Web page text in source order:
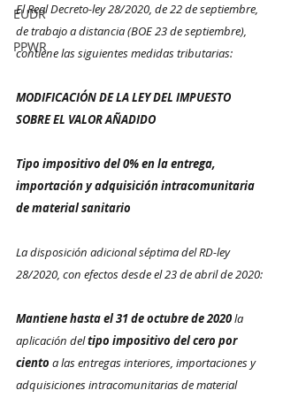
EUDR
PPWR
El Real Decreto-ley 28/2020, de 22 de septiembre,
de trabajo a distancia (BOE 23 de septiembre),
contiene las siguientes medidas tributarias:
MODIFICACIÓN DE LA LEY DEL IMPUESTO
SOBRE EL VALOR AÑADIDO
Tipo impositivo del 0% en la entrega,
importación y adquisición intracomunitaria
de material sanitario
La disposición adicional séptima del RD-ley
28/2020, con efectos desde el 23 de abril de 2020:
Mantiene hasta el 31 de octubre de 2020 la
aplicación del tipo impositivo del cero por
ciento a las entregas interiores, importaciones y
adquisiciones intracomunitarias de material